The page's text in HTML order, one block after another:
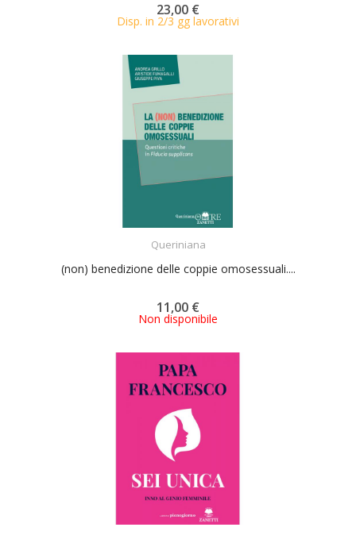
23,00 €
Disp. in 2/3 gg lavorativi
Queriniana
(non) benedizione delle coppie omosessuali....
11,00 €
Non disponibile